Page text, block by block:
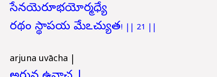
సేనయెరూభయోర్మధ్యే
రథం స్థాపయ మేఽచ్యుత! || 21 ||
arjuna uvācha |